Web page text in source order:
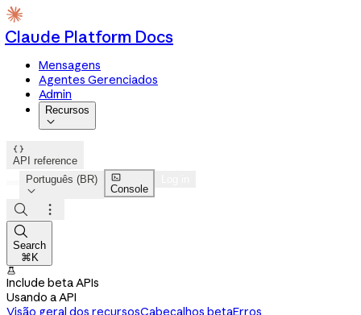
Claude Platform Docs
Mensagens
Agentes Gerenciados
Admin
Recursos


API reference
Português (BR)


Console



Search
⌘K

Include beta APIs
Usando a API
Visão geral dos recursosCabeçalhos betaErros